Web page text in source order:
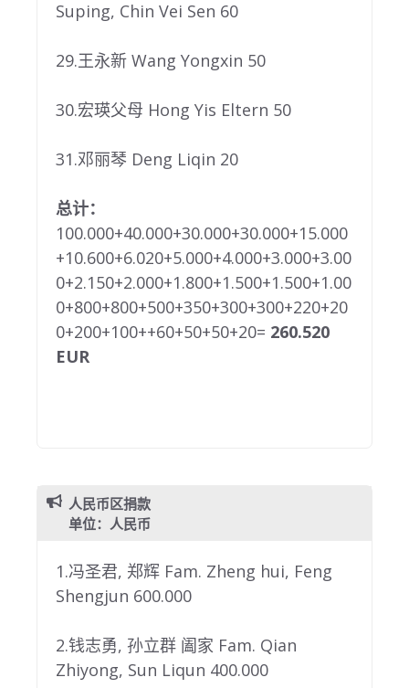
Suping, Chin Vei Sen 60
29.王永新 Wang Yongxin 50
30.宏瑛父母 Hong Yis Eltern 50
31.邓丽琴 Deng Liqin 20
总计：
100.000+40.000+30.000+30.000+15.000
+10.600+6.020+5.000+4.000+3.000+3.00
0+2.150+2.000+1.800+1.500+1.500+1.00
0+800+800+500+350+300+300+220+20
0+200+100++60+50+50+20= 260.520
EUR
人民币区捐款
单位：人民币
1.冯圣君, 郑辉 Fam. Zheng hui, Feng
Shengjun 600.000
2.钱志勇, 孙立群 阖家 Fam. Qian
Zhiyong, Sun Liqun 400.000